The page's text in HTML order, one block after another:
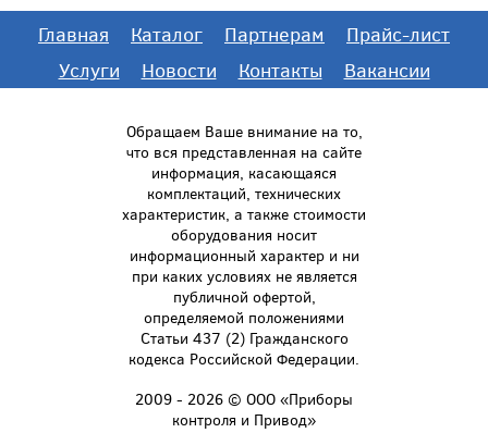
Главная Каталог Партнерам
Прайс-лист
Услуги
Новости Контакты Вакансии
Обращаем Ваше внимание на то,
что вся представленная на сайте
информация, касающаяся
комплектаций, технических
характеристик, а также стоимости
оборудования носит
информационный характер и ни
при каких условиях не является
публичной офертой,
определяемой положениями
Статьи 437 (2) Гражданского
кодекса Российской Федерации.
2009 - 2026 © ООО «Приборы
контроля и Привод»